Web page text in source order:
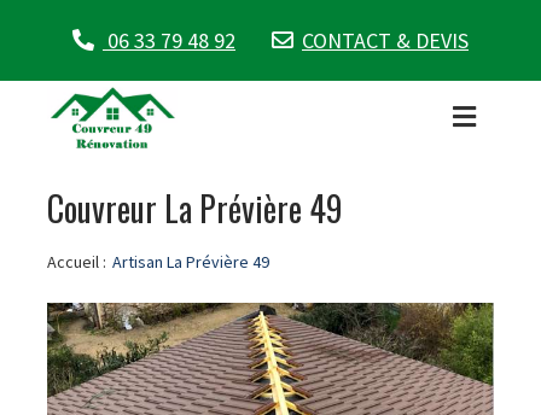
06 33 79 48 92 CONTACT & DEVIS
Couvreur La Prévière 49
Accueil : Artisan La Prévière 49